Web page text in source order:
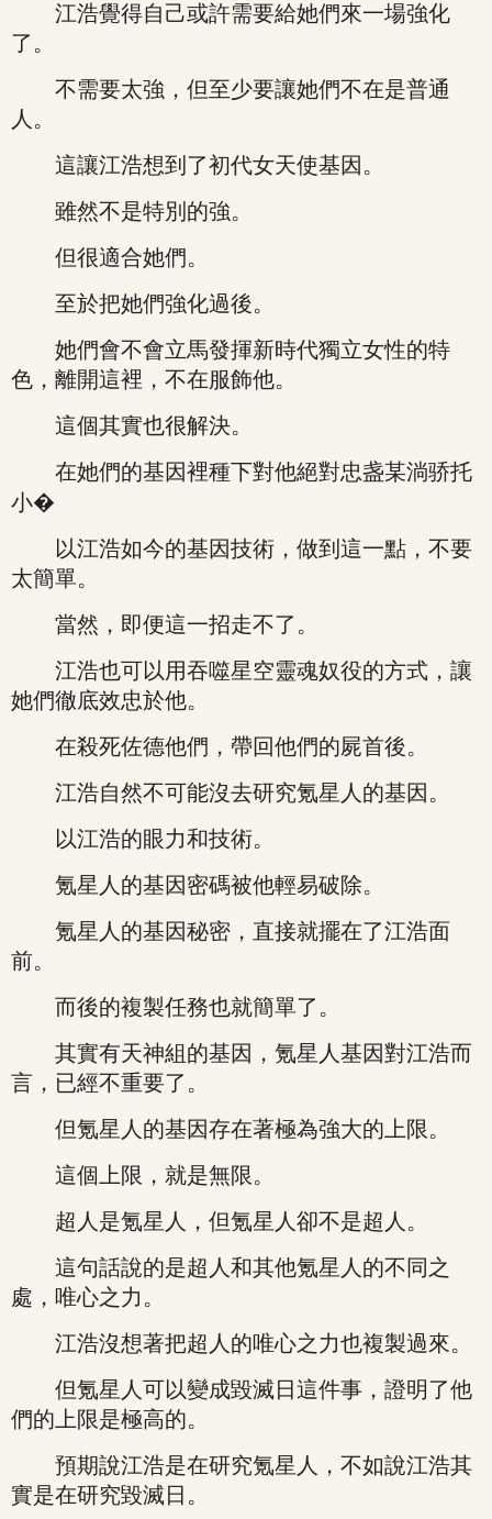
江浩覺得自己或許需要給她們來一場強化
了。
不需要太強，但至少要讓她們不在是普通
人。
這讓江浩想到了初代女天使基因。
雖然不是特別的強。
但很適合她們。
至於把她們強化過後。
她們會不會立馬發揮新時代獨立女性的特
色，離開這裡，不在服飾他。
這個其實也很解決。
在她們的基因裡種下對他絕對忠盏某淌骄托
小�
以江浩如今的基因技術，做到這一點，不要
太簡單。
當然，即便這一招走不了。
江浩也可以用吞噬星空靈魂奴役的方式，讓
她們徹底效忠於他。
在殺死佐德他們，帶回他們的屍首後。
江浩自然不可能沒去研究氪星人的基因。
以江浩的眼力和技術。
氪星人的基因密碼被他輕易破除。
氪星人的基因秘密，直接就擺在了江浩面
前。
而後的複製任務也就簡單了。
其實有天神組的基因，氪星人基因對江浩而
言，已經不重要了。
但氪星人的基因存在著極為強大的上限。
這個上限，就是無限。
超人是氪星人，但氪星人卻不是超人。
這句話說的是超人和其他氪星人的不同之
處，唯心之力。
江浩沒想著把超人的唯心之力也複製過來。
但氪星人可以變成毀滅日這件事，證明了他
們的上限是極高的。
預期說江浩是在研究氪星人，不如說江浩其
實是在研究毀滅日。